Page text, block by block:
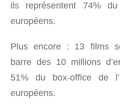
ils représentent 74%
européens.
Plus encore : 13 films
barre des 10 millions
51% du box-office de
européens.